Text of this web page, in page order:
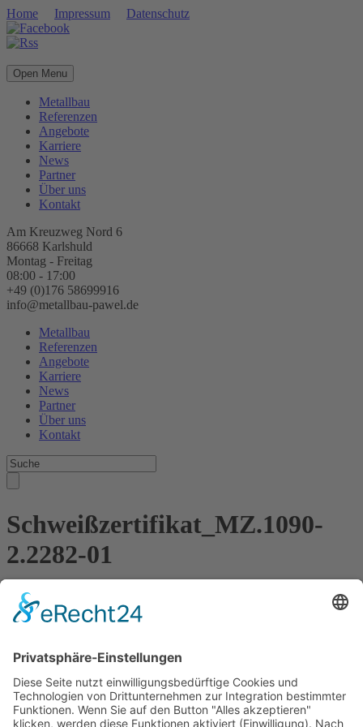
Home Impressum Datenschutz
Open Menu
Metallbau
Referenzen
Angebote
Karriere
News
Partner
Über uns
Kontakt
Am Kreuzweg Nord 6
86668 Karlshuld
Montag - Freitag
08:00 - 17:00
+49 (0)176 58699916
info@metallbau-pawel.de
Metallbau
Referenzen
Angebote
Karriere
News
Partner
Über uns
Kontakt
Schweißzertifikat_MZ.1090-
2.2282-01
Kontakt
Meisterbetrieb Metallbau Manuel Pawel
86668 Karlshuld
Telefon: +49 (0)176 58699916